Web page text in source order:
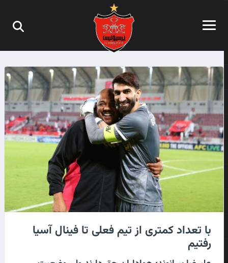
با تعداد کمتری از تیم فعلی تا فینال آسیا
رفتیم